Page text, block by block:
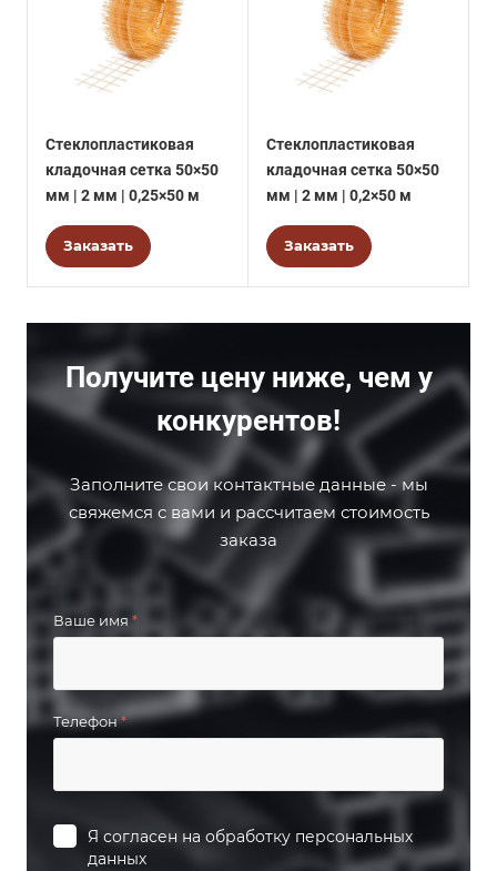
Стеклопластиковая
кладочная сетка 50×50
мм | 2 мм | 0,25×50 м
Заказать
Стеклопластиковая
кладочная сетка 50×50
мм | 2 мм | 0,2×50 м
Заказать
Получите цену ниже, чем у
конкурентов!
Заполните свои контактные данные - мы
свяжемся с вами и рассчитаем стоимость
заказа
Ваше имя *
Телефон*
Я согласен на обработку персональных
данных